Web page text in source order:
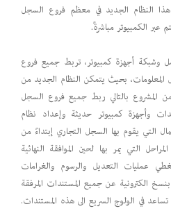
النظام الجديد في معظم فروع السجل
الكمبيوتر مباشرةً.
وشبكة أجهزة كمبيوتر، تربط جميع فروع
بحيث يتمكن النظام الجديد من
المشروع بالتالي ربط جميع فروع السجل
وأجهزة كمبيوتر حديثة وإعداد نظام
التي يقوم بها السجل التجاري إبتداءً من
التي يمر بها لحين الموافقة النهائية
عمليات التعديل والرسوم والغرامات
الكترونية عن جميع المستندات المرفقة
في الولوج السريع الى هذه المستندات.